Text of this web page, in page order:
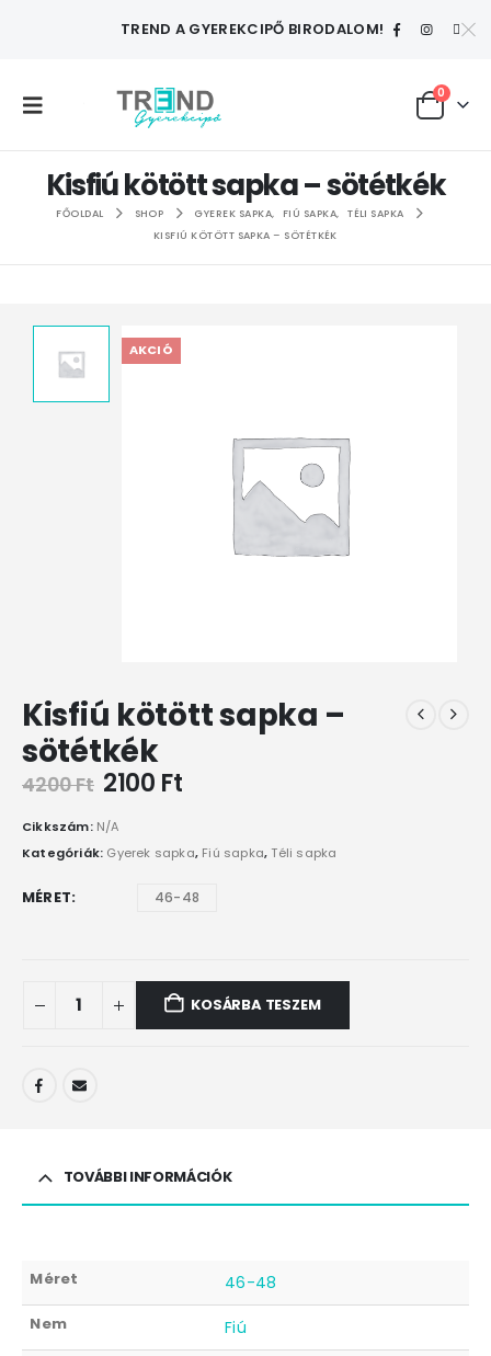
TREND A GYEREKCIPŐ BIRODALOM!
0
Kisfiú kötött sapka – sötétkék
FŐOLDAL SHOP GYEREK SAPKA, FIÚ SAPKA,
TÉLI SAPKA
KISFIÚ KÖTÖTT SAPKA – SÖTÉTKÉK
AKCIÓ
Kisfiú kötött sapka –
sötétkék
4200Ft 2100 Ft
Cikkszám: N/A
Kategóriák: Gyerek sapka, Fiú sapka,Téli sapka
MÉRET 46-48
KOSÁRBA TESZEM
TOVÁBBI INFORMÁCIÓK
Méret 46-48
Nem Fiú